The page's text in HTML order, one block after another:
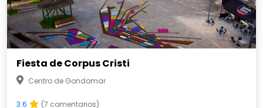
Fiesta de Corpus Cristi
Centro de Gondomar
3.6 (7 comentarios)